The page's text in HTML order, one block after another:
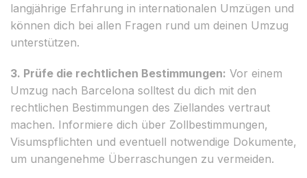
langjährige Erfahrung in internationalen Umzügen und
können dich bei allen Fragen rund um deinen Umzug
unterstützen.
3. Prüfe die rechtlichen Bestimmungen: Vor einem
Umzug nach Barcelona solltest du dich mit den
rechtlichen Bestimmungen des Ziellandes vertraut
machen. Informiere dich über Zollbestimmungen,
Visumspflichten und eventuell notwendige Dokumente,
um unangenehme Überraschungen zu vermeiden.